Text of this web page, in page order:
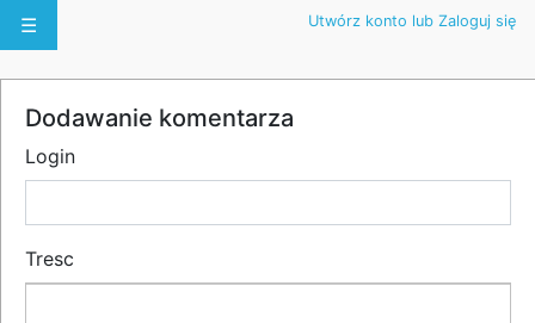
☰ Utwórz konto lub Zaloguj się
Dodawanie komentarza
Login
Tresc